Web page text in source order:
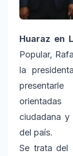
Huaraz en
Popular,
la
ciudadana
del país.
Se trata del